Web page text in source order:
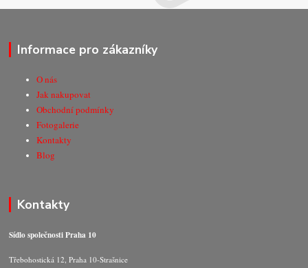
Informace pro zákazníky
O nás
Jak nakupovat
Obchodní podmínky
Fotogalerie
Kontakty
Blog
Kontakty
Sídlo společnosti Praha 10
Třebohostická 12, Praha 10-Strašnice